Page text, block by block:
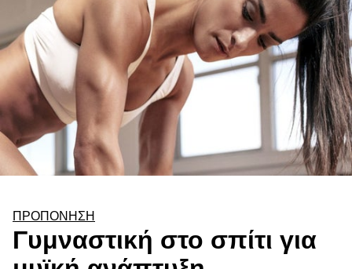
ΠΡΟΠΌΝΗΣΗ
Γυμναστική στο σπίτι για